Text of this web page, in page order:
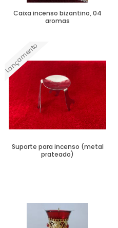
Caixa incenso bizantino, 04
aromas
Lançamento
Suporte para incenso (metal
prateado)